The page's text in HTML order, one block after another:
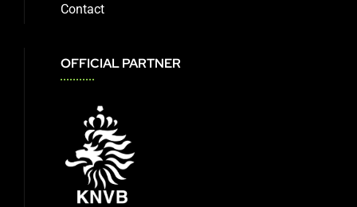
Contact
OFFICIAL PARTNER